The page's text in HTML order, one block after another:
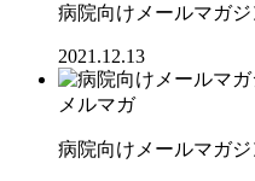
病院向けメールマガ
2021.12.13
メルマガ
病院向けメールマガ